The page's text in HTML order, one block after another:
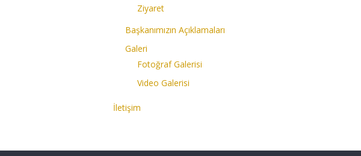
Ziyaret
Başkanımızın Açıklamaları
Galeri
Fotoğraf Galerisi
Video Galerisi
İletişim